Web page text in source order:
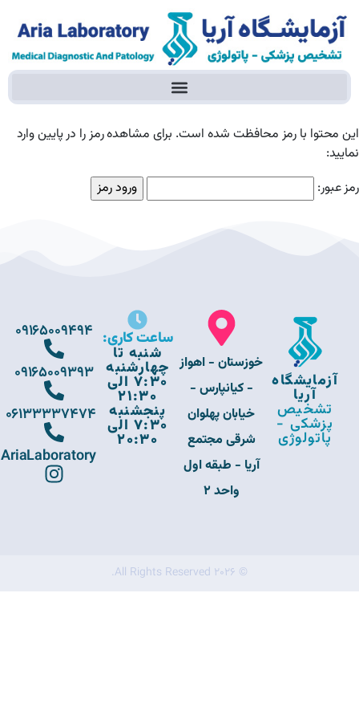
این محتوا با رمز محافظت شده است. برای مشاهده رمز را در پایین وارد
نمایید:
رمز عبور:
آزمایشگاه
آریا
تشخیص
پزشکی -
پاتولوژی
خوزستان - اهواز
- کیانپارس -
خیابان پهلوان
شرقی مجتمع
آریا - طبقه اول
واحد 2
ساعت کاری:
شنبه تا
چهارشنبه
7:30 الی
21:30
پنجشنبه
7:30 الی
20:30
09165009494
09165009393
06133337474
AriaLaboratory
© 2026 All Rights Reserved.